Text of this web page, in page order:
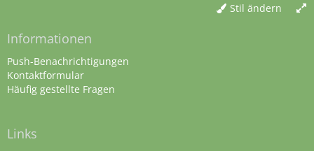
Stil ändern
Informationen
Push-Benachrichtigungen
Kontaktformular
Häufig gestellte Fragen
Links